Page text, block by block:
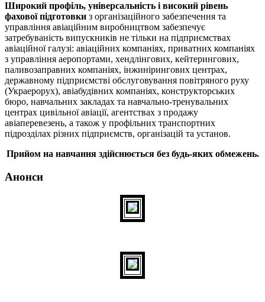
Широкий профіль, універсальність і високий рівень
фахової підготовки з організаційного забезпечення та
управління авіаційним виробництвом забезпечує
затребуваність випускників не тільки на підприємствах
авіаційної галузі: авіаційних компаніях, приватних компаніях
з управління аеропортами, хендлінгових, кейтерингових,
паливозаправних компаніях, інжинірингових центрах,
державному підприємстві обслуговування повітряного руху
(Украерорух), авіабудівних компаніях, конструкторських
бюро, навчальних закладах та навчально-тренувальних
центрах цивільної авіації, агентствах з продажу
авіаперевезень, а також у профільних транспортних
підрозділах різних підприємств, організацій та установ.
Прийом на навчання здійснюється без будь-яких обмежень.
Анонси